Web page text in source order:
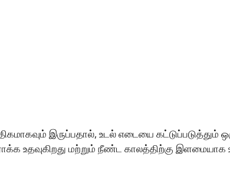
இருப்பதால், உடல் எடையை
உதவுகிறது மற்றும் நீண்ட காலத்திற்கு